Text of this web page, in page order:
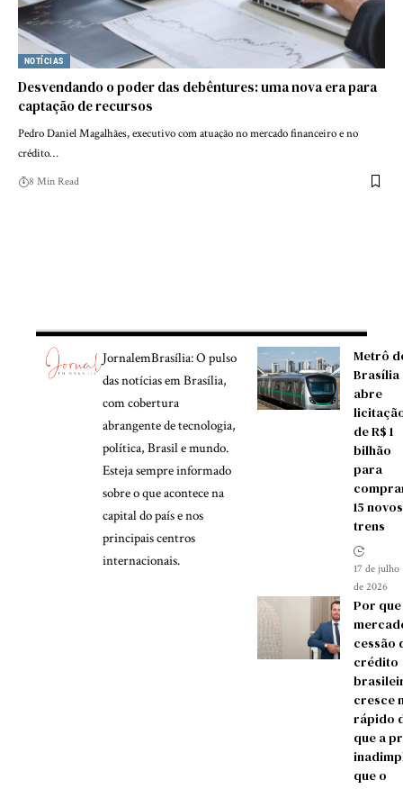
NOTÍCIAS
Desvendando o poder das debêntures: uma nova era para
captação de recursos
Pedro Daniel Magalhães, executivo com atuação no mercado financeiro e no
crédito…
8 Min Read
JornalemBrasília: O pulso
das notícias em Brasília,
com cobertura
abrangente de tecnologia,
política, Brasil e mundo.
Esteja sempre informado
sobre o que acontece na
capital do país e nos
principais centros
internacionais.
Metrô
Brasília
abre
de R$ 1
bilhão
para
15 novos
trens
17 de julho
de 2026
Por
cessão
crédito
cresce
rápido
que a
que o